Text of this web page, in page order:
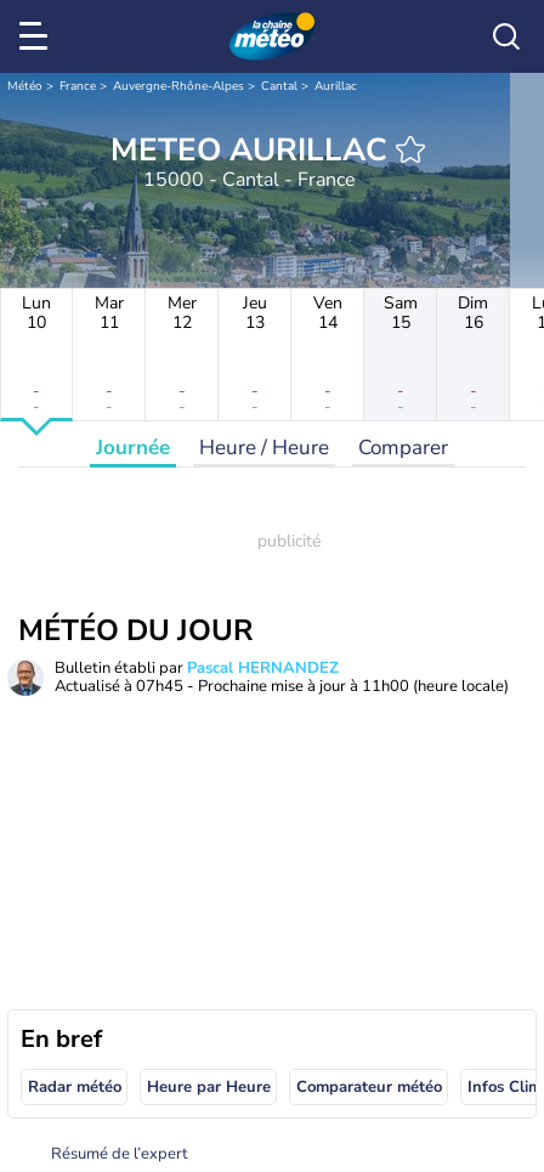
Météo France Auvergne-Rhône-Alpes Cantal Aurillac
METEO AURILLAC
15000 - Cantal - France
Lun
10
-
-
Mar
11
-
-
Mer
12
-
-
Jeu
13
-
-
Ven
14
-
-
Sam
15
-
-
Dim
16
-
-
Journée Heure / Heure Comparer
MÉTÉO DU JOUR
Bulletin établi par Pascal HERNANDEZ
Actualisé à 07h45 - Prochaine mise à jour à 11h00 (heure locale)
En bref
Radar météo Heure par Heure Comparateur météo Infos
Résumé de l’expert